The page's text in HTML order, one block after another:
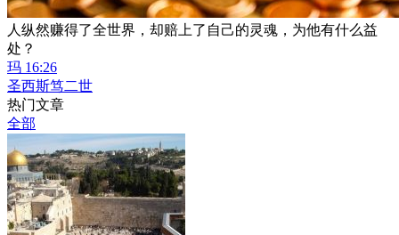
人纵然赚得了全世界，却赔上了自己的灵魂，为他有什么益
处？
玛 16:26
圣西斯笃二世
热门文章
全部